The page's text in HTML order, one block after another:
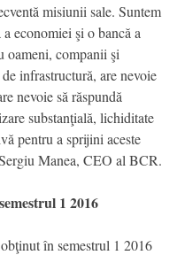
misiunii sale. Suntem
economiei şi o bancă a
oameni, companii şi
infrastructură, are nevoie
nevoie să răspundă
substanţială, lichiditate
pentru a sprijini aceste
Manea, CEO al BCR.
1 2016
în semestrul 1 2016